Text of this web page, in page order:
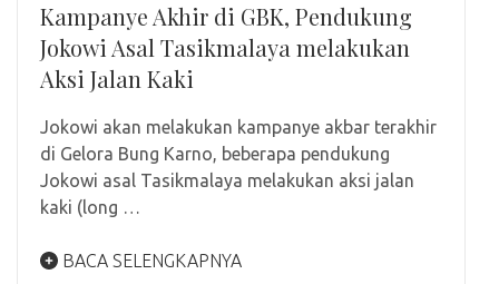
Kampanye Akhir di GBK, Pendukung
Jokowi Asal Tasikmalaya melakukan
Aksi Jalan Kaki
Jokowi akan melakukan kampanye akbar terakhir
di Gelora Bung Karno, beberapa pendukung
Jokowi asal Tasikmalaya melakukan aksi jalan
kaki (long …
BACA SELENGKAPNYA